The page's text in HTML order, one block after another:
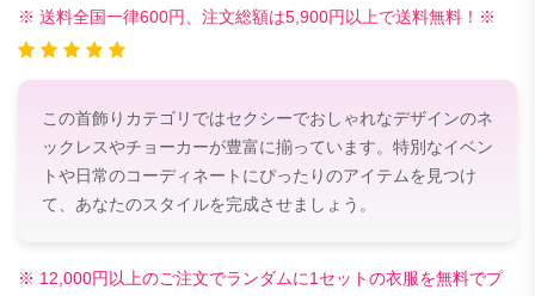
※ 送料全国一律600円、注文総額は5,900円以上で送料無料！※
この首飾りカテゴリではセクシーでおしゃれなデザインのネ
ックレスやチョーカーが豊富に揃っています。特別なイベン
トや日常のコーディネートにぴったりのアイテムを見つけ
て、あなたのスタイルを完成させましょう。
※ 12,000円以上のご注文でランダムに1セットの衣服を無料でプ